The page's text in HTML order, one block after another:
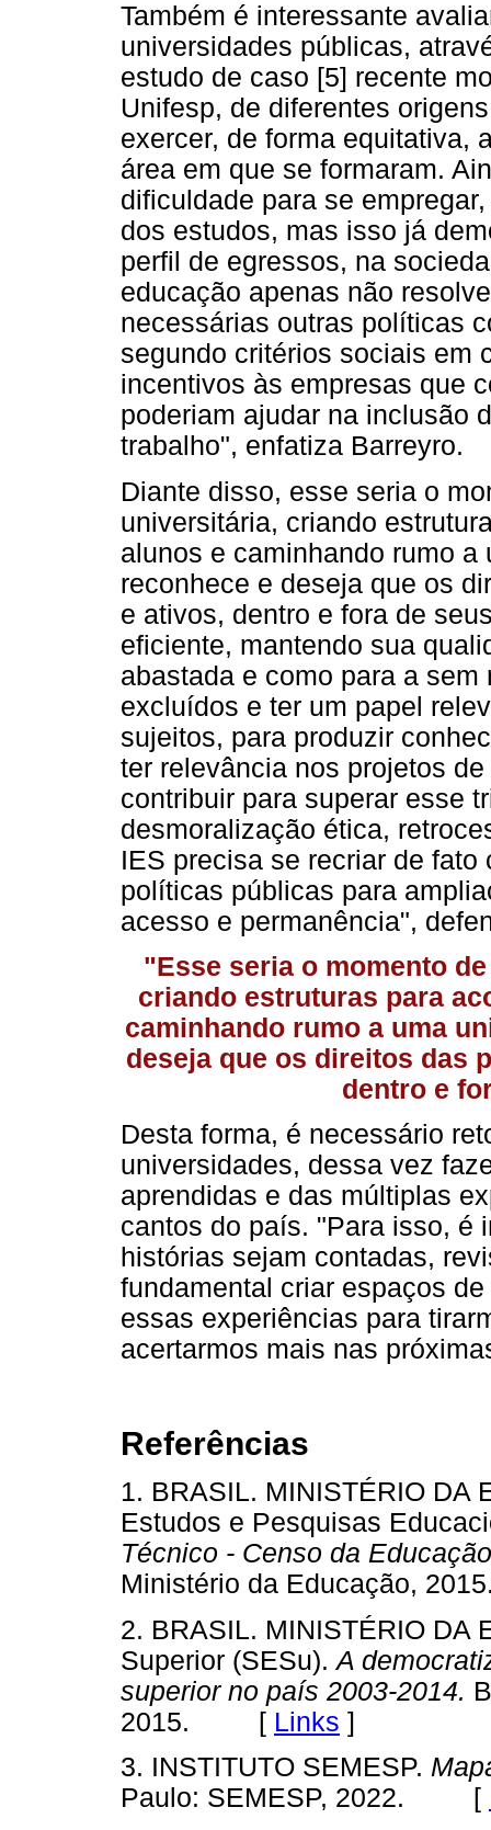
Também é interessante
universidades públicas,
estudo de caso [5] recente
Unifesp, de diferentes
exercer, de forma equitativa,
área em que se formaram.
dificuldade para se
dos estudos, mas isso já
perfil de egressos, na
educação apenas não
necessárias outras políticas
segundo critérios sociais em
incentivos às empresas que
poderiam ajudar na inclusão
trabalho", enfatiza Barreyro.
Diante disso, esse seria o
universitária, criando
alunos e caminhando rumo
reconhece e deseja que os
e ativos, dentro e fora de
eficiente, mantendo sua
abastada e como para a
excluídos e ter um papel
sujeitos, para produzir
ter relevância nos projetos
contribuir para superar esse
desmoralização ética,
IES precisa se recriar de
políticas públicas para
acesso e permanência",
"Esse seria o momento
criando estruturas para
caminhando rumo a uma
deseja que os direitos das
dentro e
Desta forma, é necessário
universidades, dessa vez
aprendidas e das múltiplas
cantos do país. "Para isso, é
histórias sejam contadas,
fundamental criar espaços
essas experiências para
acertarmos mais nas
Referências
1. BRASIL. MINISTÉRIO DA
Estudos e Pesquisas
Técnico - Censo da
Ministério da Educação,
2. BRASIL. MINISTÉRIO DA
Superior (SESu).A
superior no país 2003-2014.
2015. [ Links ]
3. INSTITUTO SEMESP.
Paulo: SEMESP, 2022. [